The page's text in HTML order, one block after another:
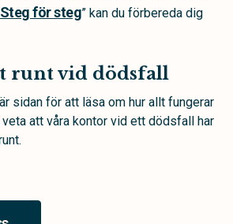
Steg för steg” kan du förbereda dig
runt vid dödsfall
sidan för att läsa om hur allt fungerar
att våra kontor vid ett dödsfall har